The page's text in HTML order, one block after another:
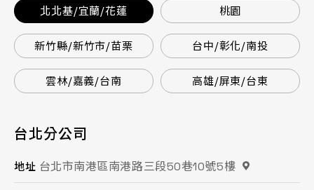
北北基/宜蘭/花蓮 桃園
新竹縣/新竹市/苗栗 台中/彰化/南投
雲林/嘉義/台南 高雄/屏東/台東
台北分公司
地址 台北市南港區南港路三段50巷10號5樓
桃園分公司
地址 桃園市平鎮區復興街62號2樓
總公司 / 竹苗分公司
地址 苗栗縣頭份市工業路16號
台中分公司
地址 台中市南屯區文心路一段218號15F之2
台南分公司
地址 台南市永康區鹽洲一街63巷33號
高雄分公司
地址 高雄市鳳山區鳳頂路479號